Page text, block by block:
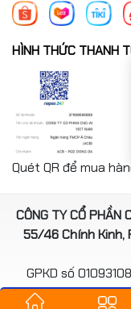
HÌNH THỨC THANH
Quét QR để mua
CÔNG TY CỔ
55/46 Chính Kinh,
GPKD số